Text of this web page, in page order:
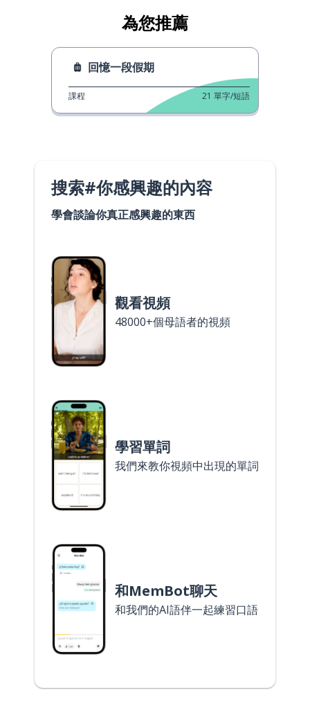
為您推薦
回憶一段假期
課程 21 單字/短語
搜索#你感興趣的內容
學會談論你真正感興趣的東西
觀看視頻
48000+個母語者的視頻
學習單詞
我們來教你視頻中出現的單詞
和MemBot聊天
和我們的AI語伴一起練習口語